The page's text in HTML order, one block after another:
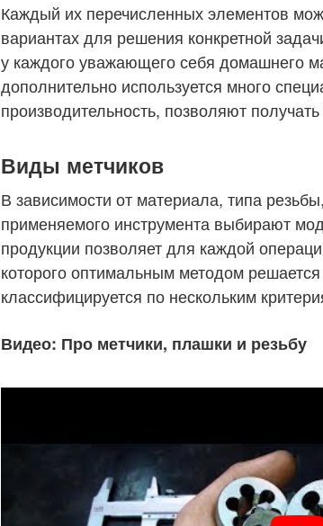
Каждый их перечисленных элементов
вариантах для решения конкретной
у каждого уважающего себя домашнего
дополнительно используется много
производительность, позволяют
Виды метчиков
В зависимости от материала, типа
применяемого инструмента выбирают
продукции позволяет для каждой
которого оптимальным методом
классифицируется по нескольким
Видео: Про метчики, плашки и резьбу